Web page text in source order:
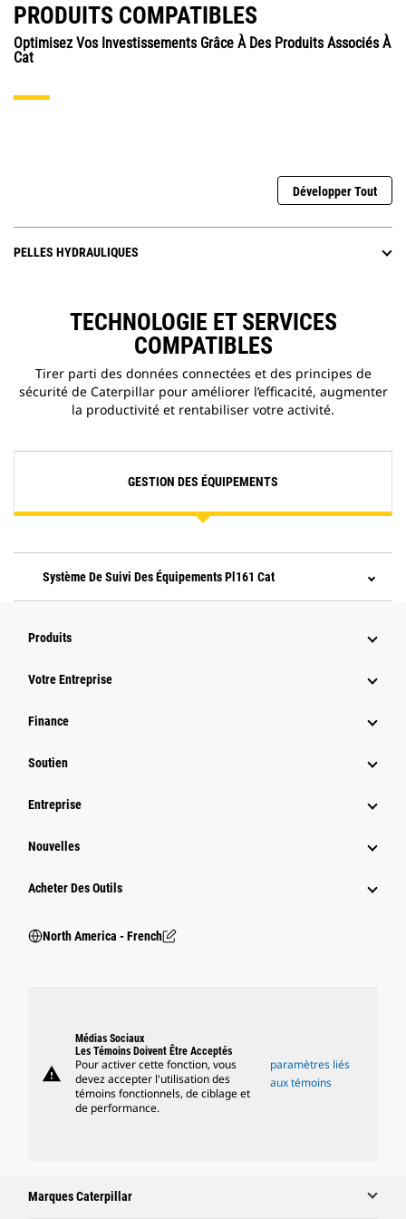
PRODUITS COMPATIBLES
Optimisez Vos Investissements Grâce À Des Produits Associés À
Cat
Développer Tout
PELLES HYDRAULIQUES
TECHNOLOGIE ET SERVICES
COMPATIBLES
Tirer parti des données connectées et des principes de
sécurité de Caterpillar pour améliorer l’efficacité, augmenter
la productivité et rentabiliser votre activité.
GESTION DES ÉQUIPEMENTS
Système De Suivi Des Équipements Pl161 Cat
Produits
Votre Entreprise
Finance
Soutien
Entreprise
Nouvelles
Acheter Des Outils
North America - French
warning
Médias Sociaux
Les Témoins Doivent Être Acceptés
Pour activer cette fonction, vous
devez accepter l'utilisation des
témoins fonctionnels, de ciblage et
de performance.
paramètres liés
aux témoins
Marques Caterpillar